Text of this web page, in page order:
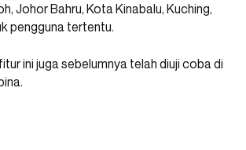
Johor Bahru, Kota Kinabalu, Kuching,
pengguna tertentu.
ini juga sebelumnya telah diuji coba di